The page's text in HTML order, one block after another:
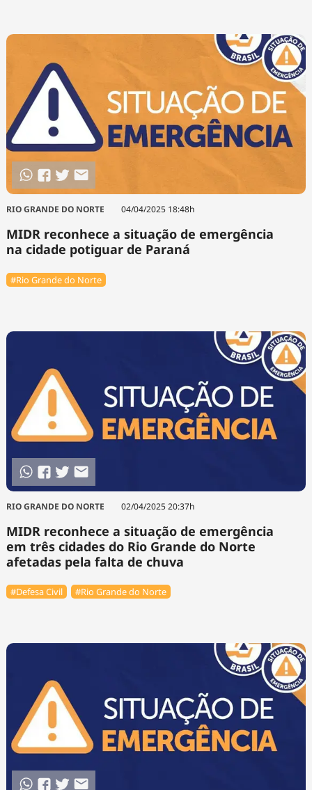
RIO GRANDE DO NORTE 04/04/2025 18:48h
MIDR reconhece a situação de emergência
na cidade potiguar de Paraná
#Rio Grande do Norte
RIO GRANDE DO NORTE 02/04/2025 20:37h
MIDR reconhece a situação de emergência
em três cidades do Rio Grande do Norte
afetadas pela falta de chuva
#Defesa Civil #Rio Grande do Norte